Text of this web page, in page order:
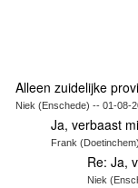
Alleen zuidelijke
Niek (Enschede) -- 01-08-
Ja, verbaast
Frank
Re: Ja,
Niek